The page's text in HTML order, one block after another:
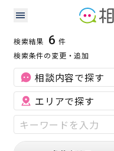
兵庫県の労働問題に
労働問題
検索結果 6 件
検索条件の変更・追加
相談内容で探す
エリアで探す